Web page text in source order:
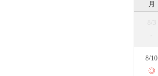
月
8/3
-
8/10
◎